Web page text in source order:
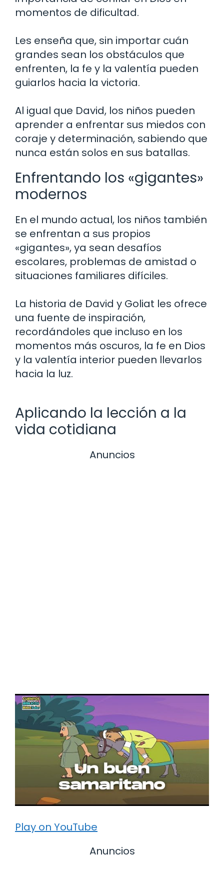
momentos de dificultad.
Les enseña que, sin importar cuán
grandes sean los obstáculos que
enfrenten, la fe y la valentía pueden
guiarlos hacia la victoria.
Al igual que David, los niños pueden
aprender a enfrentar sus miedos con
coraje y determinación, sabiendo que
nunca están solos en sus batallas.
Enfrentando los «gigantes»
modernos
En el mundo actual, los niños también
se enfrentan a sus propios
«gigantes», ya sean desafíos
escolares, problemas de amistad o
situaciones familiares difíciles.
La historia de David y Goliat les ofrece
una fuente de inspiración,
recordándoles que incluso en los
momentos más oscuros, la fe en Dios
y la valentía interior pueden llevarlos
hacia la luz.
Aplicando la lección a la
vida cotidiana
Anuncios
Play on YouTube
Anuncios